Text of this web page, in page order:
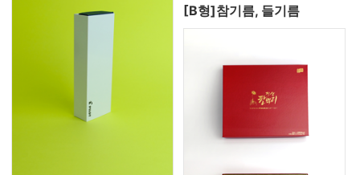
[B형]참기름, 들기름